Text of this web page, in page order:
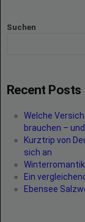
Suchen
Recent Posts
Welche
brauchen –
Kurztrip von
sich an
Ein
Ebensee